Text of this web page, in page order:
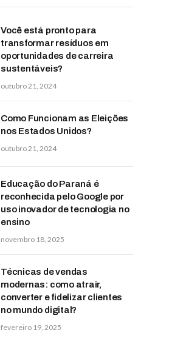
Você está pronto para
transformar resíduos em
oportunidades de carreira
sustentáveis?
outubro 21, 2024
Como Funcionam as Eleições
nos Estados Unidos?
outubro 21, 2024
Educação do Paraná é
reconhecida pelo Google por
uso inovador de tecnologia no
ensino
novembro 18, 2025
Técnicas de vendas
modernas: como atrair,
converter e fidelizar clientes
no mundo digital?
fevereiro 19, 2025